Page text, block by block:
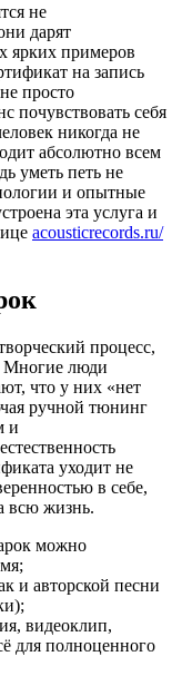
не
дарят
ярких примеров
на запись
просто
почувствовать себя
никогда не
абсолютно всем
уметь петь не
и опытные
эта услуга и
acousticrecords.ru/
процесс,
Многие люди
что у них «нет
ручной тюнинг
и
уходит не
в себе,
всю жизнь.
можно
и авторской песни
видеоклип,
для полноценного